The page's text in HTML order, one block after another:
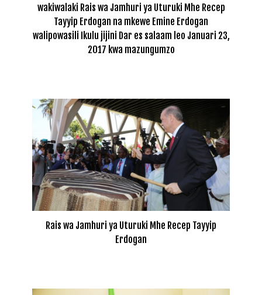
wakiwalaki Rais wa Jamhuri ya Uturuki Mhe Recep
Tayyip Erdogan na mkewe Emine Erdogan
walipowasili Ikulu jijini Dar es salaam leo Januari 23,
2017 kwa mazungumzo
Rais wa Jamhuri ya Uturuki Mhe Recep Tayyip
Erdogan